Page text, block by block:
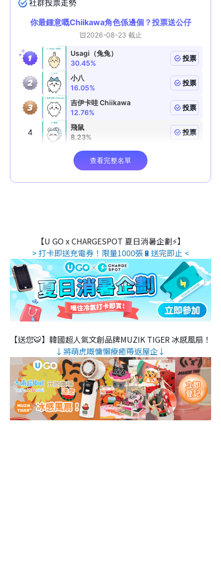
【U GO x CHARGESPOT 夏日消暑企劃⚡】
> 打卡即送充電券！限量1000張🔋送完即止 <
【送您🐯】韓國超人氣文創品牌MUZIK TIGER 冰感風扇！
↓將萌虎嘅慵懶療癒帶返屋企↓